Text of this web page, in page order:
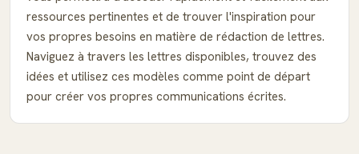
ressources pertinentes et de trouver l'inspiration pour
vos propres besoins en matière de rédaction de lettres.
Naviguez à travers les lettres disponibles, trouvez des
idées et utilisez ces modèles comme point de départ
pour créer vos propres communications écrites.